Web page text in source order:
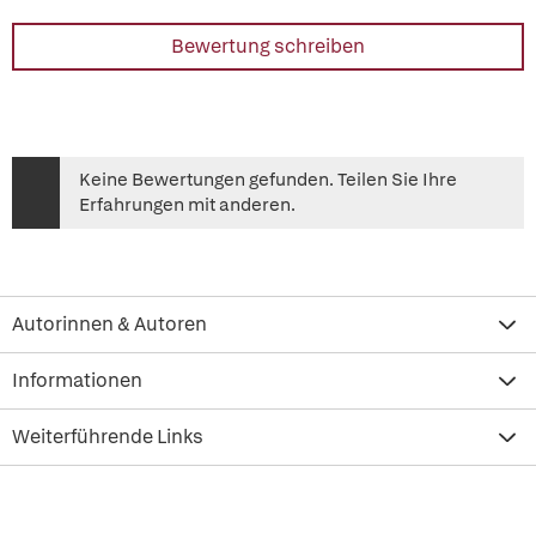
Bewertung schreiben
Keine Bewertungen gefunden. Teilen Sie Ihre
Erfahrungen mit anderen.
Autorinnen & Autoren
Informationen
Weiterführende Links